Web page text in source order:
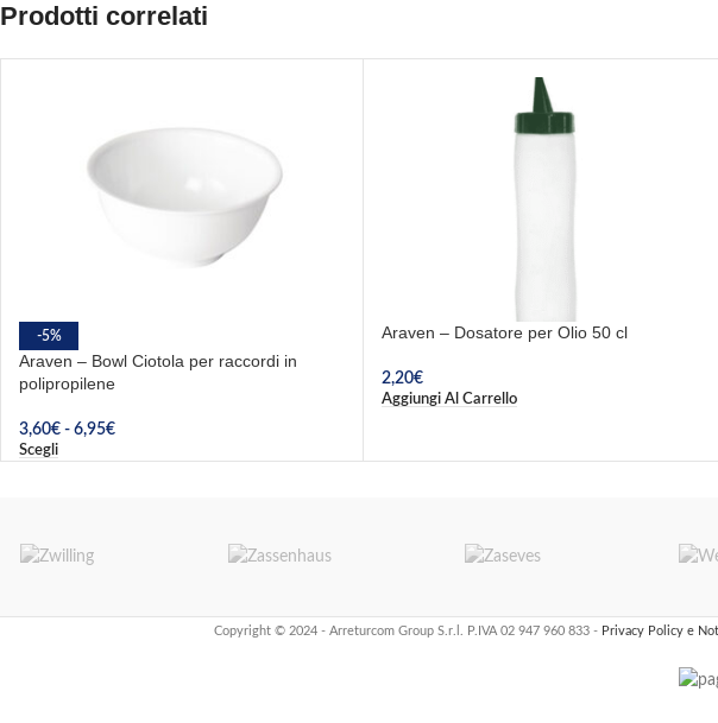
Prodotti correlati
-5%
Araven – Bowl Ciotola per raccordi in
polipropilene
3,60€ - 6,95€
Scegli
Araven – Dosatore per Olio 50 cl
2,20€
Aggiungi Al Carrello
Copyright © 2024 - Arreturcom Group S.r.l. P.IVA 02 947 960 833 - Privacy Policy e